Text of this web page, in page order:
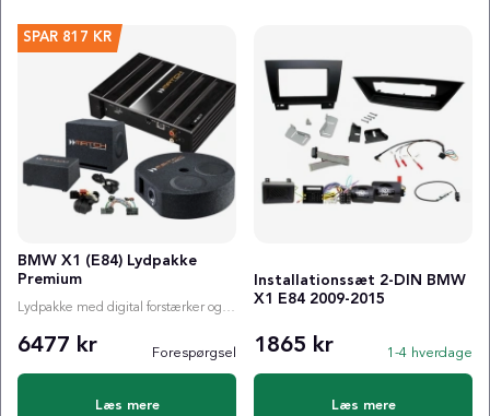
SPAR 817 KR
BMW X1 (E84) Lydpakke
Premium
Lydpakke med digital forstærker og valgfri subwoofer
6477 kr Forespørgsel
Læs mere
Installationssæt 2-DIN BMW
X1 E84 2009-2015
1865 kr 1-4 hverdage
Læs mere